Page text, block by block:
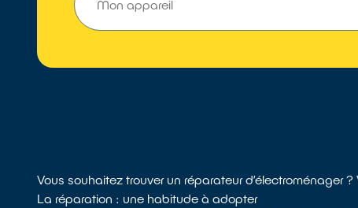
Vous souhaitez trouver un réparateur d’électroménager
La réparation : une habitude à adopter